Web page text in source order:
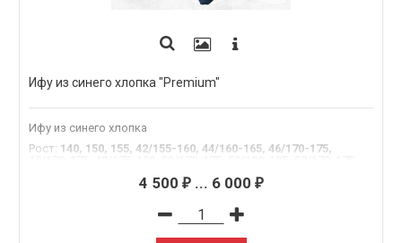
Ифу из синего хлопка "Premium"
Ифу из синего хлопка
Рост: 140, 150, 155, 42/155-160, 44/160-165, 46/170-175,
4 500 ₽... 6 000 ₽